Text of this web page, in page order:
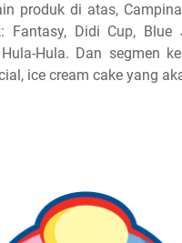
produk di atas,
Fantasy, Didi Cup,
Hula. Dan segmen
ice cream cake yang